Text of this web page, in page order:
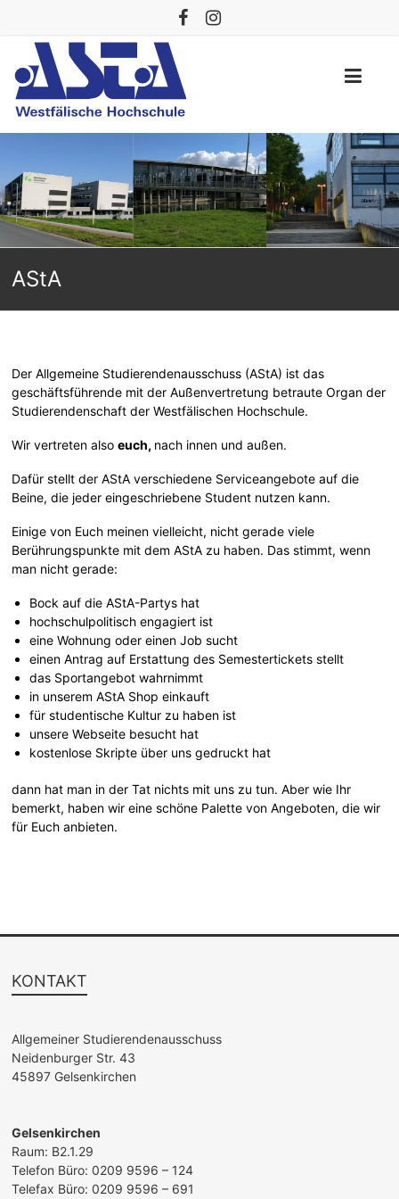
AStA
WH
Hochschule
AStA
Der Allgemeine Studierendenausschuss (AStA) ist das
geschäftsführende mit der Außenvertretung betraute Organ der
Studierendenschaft der Westfälischen Hochschule.
Wir vertreten alsoeuch, nach innen und außen.
Dafür stellt der AStA verschiedene Serviceangebote auf die
Beine, die jeder eingeschriebene Student nutzen kann.
Einige von Euch meinen vielleicht, nicht gerade viele
Berührungspunkte mit dem AStA zu haben. Das stimmt, wenn
man nicht gerade:
Bock auf die AStA-Partys hat
hochschulpolitisch engagiert ist
eine Wohnung oder einen Job sucht
einen Antrag auf Erstattung des Semestertickets stellt
das Sportangebot wahrnimmt
in unserem AStA Shop einkauft
für studentische Kultur zu haben ist
unsere Webseite besucht hat
kostenlose Skripte über uns gedruckt hat
dann hat man in der Tat nichts mit uns zu tun. Aber wie Ihr
bemerkt, haben wir eine schöne Palette von Angeboten, die wir
für Euch anbieten.
KONTAKT
Allgemeiner Studierendenausschuss
Neidenburger Str. 43
45897 Gelsenkirchen
Gelsenkirchen
Raum: B2.1.29
Telefon Büro: 0209 9596 – 124
Telefax Büro: 0209 9596 – 691